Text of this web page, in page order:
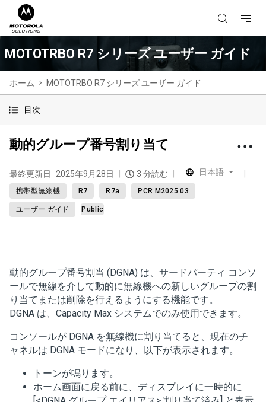
MOTOTRBO R7 シリーズ ユーザー ガイド
ホーム MOTOTRBO R7 シリーズ ユーザー ガイド
目次
動的グループ番号割り当て
最終更新日 2025年9月28日 3 分読む 日本語
携帯型無線機 R7 R7a PCR M2025.03
ユーザー ガイド Public
動的グループ番号割当 (DGNA) は、サードパーティ コンソ
ールで無線を介して動的に無線機への新しいグループの割
り当てまたは削除を行えるようにする機能です。
DGNA は、Capacity Max システムでのみ使用できます。
コンソールが DGNA を無線機に割り当てると、現在のチ
ャネルは DGNA モードになり、以下が表示されます。
トーンが鳴ります。
ホーム画面に戻る前に、ディスプレイに一時的に